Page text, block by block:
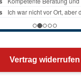
Vertrag widerrufen